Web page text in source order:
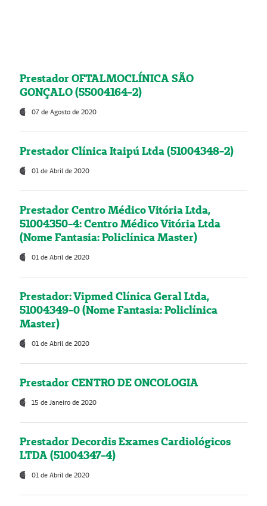
Prestador OFTALMOCLÍNICA SÃO
GONÇALO (55004164-2)
07 de Agosto de 2020
Prestador Clínica Itaipú Ltda (51004348-2)
01 de Abril de 2020
Prestador Centro Médico Vitória Ltda,
51004350-4: Centro Médico Vitória Ltda
(Nome Fantasia: Policlínica Master)
01 de Abril de 2020
Prestador: Vipmed Clínica Geral Ltda,
51004349-0 (Nome Fantasia: Policlínica
Master)
01 de Abril de 2020
Prestador CENTRO DE ONCOLOGIA
15 de Janeiro de 2020
Prestador Decordis Exames Cardiológicos
LTDA (51004347-4)
01 de Abril de 2020